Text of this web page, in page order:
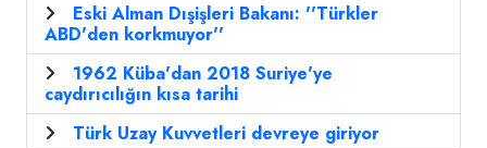
Eski Alman Dışişleri Bakanı: ''Türkler
ABD'den korkmuyor''
1962 Küba'dan 2018 Suriye'ye
caydırıcılığın kısa tarihi
Türk Uzay Kuvvetleri devreye giriyor